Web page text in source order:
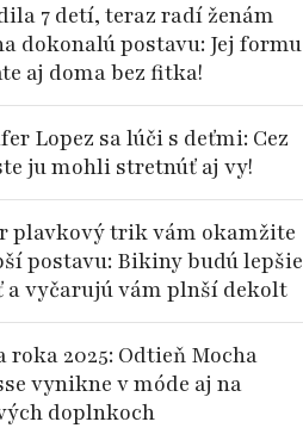
7 detí, teraz radí ženám
dokonalú postavu: Jej formu
aj doma bez fitka!
Lopez sa lúči s deťmi: Cez
ju mohli stretnúť aj vy!
plavkový trik vám okamžite
postavu: Bikiny budú lepšie
a vyčarujú vám plnší dekolt
roka 2025: Odtieň Mocha
vynikne v móde aj na
doplnkoch